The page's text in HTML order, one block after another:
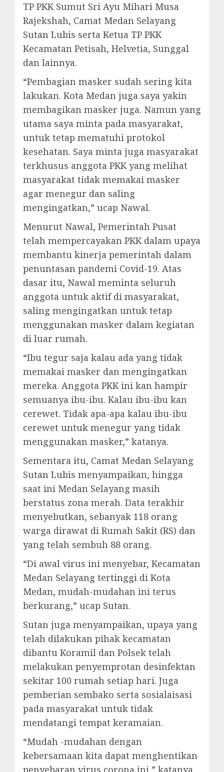
TP PKK Sumut Sri Ayu Mihari Musa
Rajekshah, Camat Medan Selayang
Sutan Lubis serta Ketua TP PKK
Kecamatan Petisah, Helvetia, Sunggal
dan lainnya.
“Pembagian masker sudah sering kita
lakukan. Kota Medan juga saya yakin
membagikan masker juga. Namun yang
utama saya minta pada masyarakat,
untuk tetap mematuhi protokol
kesehatan. Saya minta juga masyarakat
terkhusus anggota PKK yang melihat
masyarakat tidak memakai masker
agar menegur dan saling
mengingatkan,” ucap Nawal.
Menurut Nawal, Pemerintah Pusat
telah mempercayakan PKK dalam upaya
membantu kinerja pemerintah dalam
penuntasan pandemi Covid-19. Atas
dasar itu, Nawal meminta seluruh
anggota untuk aktif di masyarakat,
saling mengingatkan untuk tetap
menggunakan masker dalam kegiatan
di luar rumah.
“Ibu tegur saja kalau ada yang tidak
memakai masker dan mengingatkan
mereka. Anggota PKK ini kan hampir
semuanya ibu-ibu. Kalau ibu-ibu kan
cerewet. Tidak apa-apa kalau ibu-ibu
cerewet untuk menegur yang tidak
menggunakan masker,” katanya.
Sementara itu, Camat Medan Selayang
Sutan Lubis menyampaikan, hingga
saat ini Medan Selayang masih
berstatus zona merah. Data terakhir
menyebutkan, sebanyak 118 orang
warga dirawat di Rumah Sakit (RS) dan
yang telah sembuh 88 orang.
“Di awal virus ini menyebar, Kecamatan
Medan Selayang tertinggi di Kota
Medan, mudah-mudahan ini terus
berkurang,” ucap Sutan.
Sutan juga menyampaikan, upaya yang
telah dilakukan pihak kecamatan
dibantu Koramil dan Polsek telah
melakukan penyemprotan desinfektan
sekitar 100 rumah setiap hari. Juga
pemberian sembako serta sosialaisasi
pada masyarakat untuk tidak
mendatangi tempat keramaian.
“Mudah -mudahan dengan
kebersamaan kita dapat menghentikan
penyebaran virus corona ini,” katanya.